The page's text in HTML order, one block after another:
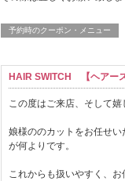
予約時のクーポン・メニュー
HAIR SWITCH 【ヘアー
この度はご来店、そして
娘様ののカットをお任せ
が何よりです。
これからも扱いやすく、